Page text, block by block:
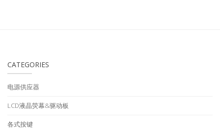
CATEGORIES
电源供应器
LCD液晶荧幕&驱动板
各式按键